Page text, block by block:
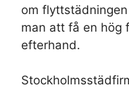
om
man att få en hög
efterhand.